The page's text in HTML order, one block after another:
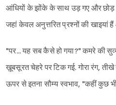
आंधियों के झोंके के साथ उड़ गए और छोड़
जहां केवल अनुत्तरित प्रश्नों की खाइयां
"पर... यह सब कैसे हो गया?" कमरे की
ख़ूबसूरत चेहरे पर टिक गई. गोरा रंग,
ऊपर से इतना सौम्य स्वभाव, "कहीं कुछ भी